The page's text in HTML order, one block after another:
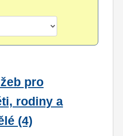
pro
rodiny a
(4)